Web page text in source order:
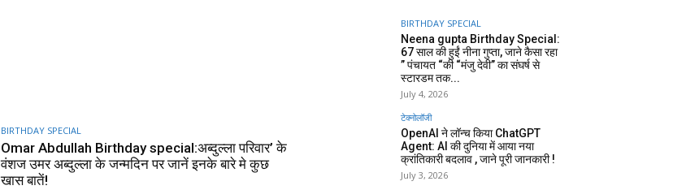
BIRTHDAY SPECIAL
Omar Abdullah Birthday special:अब्दुल्ला परिवार’ के
वंशज उमर अब्दुल्ला के जन्मदिन पर जानें इनके बारे मे कुछ
खास बातें!
BIRTHDAY SPECIAL
Neena gupta Birthday Special:
67 साल की हुईं नीना गुप्ता, जाने कैसा रहा
” पंचायत “की “मंजु देवी” का संघर्ष से
स्टारडम तक...
July 4, 2026
टेक्नोलॉजी
OpenAI ने लॉन्च किया ChatGPT
Agent: AI की दुनिया में आया नया
क्रांतिकारी बदलाव , जाने पूरी जानकारी !
July 3, 2026